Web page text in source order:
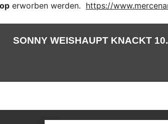
erworben werden. https://
SONNY WEISHAUPT KNACKT